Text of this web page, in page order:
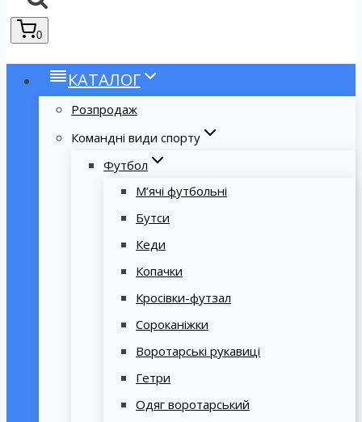
0
КАТАЛОГ
Розпродаж
Командні види спорту
Футбол
М’ячі футбольні
Бутси
Кеди
Копачки
Кросівки-футзал
Сороканіжки
Воротарські рукавиці
Гетри
Одяг воротарський